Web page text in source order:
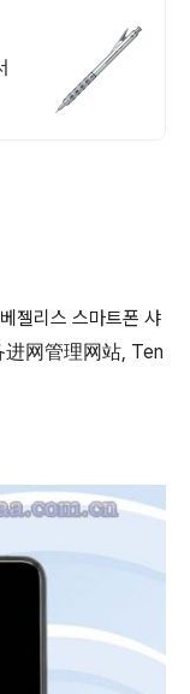
젤리스 스마트폰 샤
进网管理网站, Ten